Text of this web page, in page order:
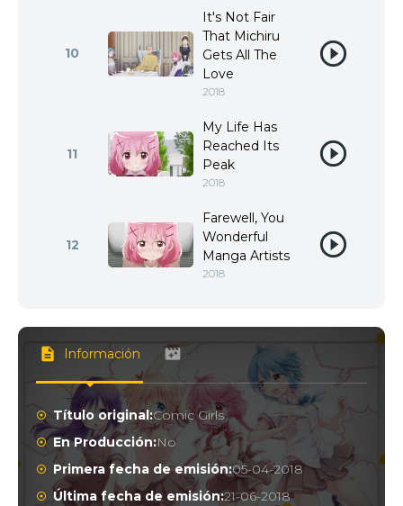
10
It's Not Fair
That Michiru
Gets All The
Love
2018
11
My Life Has
Reached Its
Peak
2018
12
Farewell, You
Wonderful
Manga Artists
2018
Información
Título original:Comic Girls
En Producción:No
Primera fecha de emisión:05-04-2018
Última fecha de emisión:21-06-2018